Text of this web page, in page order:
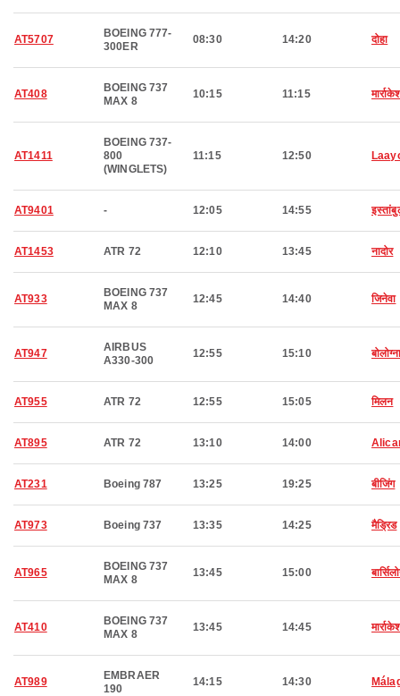
AT5707
BOEING 777-
300ER
08:30 14:20 दोहा
AT408
BOEING 737
MAX 8
10:15 11:15
AT1411
BOEING 737-
800
(WINGLETS)
11:15 12:50
AT9401 - 12:05 14:55
AT1453 ATR 72 12:10 13:45 नादोर
AT933
BOEING 737
MAX 8
12:45 14:40 जिनेवा
AT947
AIRBUS
A330-300
12:55 15:10
AT955 ATR 72 12:55 15:05 मिलन
AT895 ATR 72 13:10 14:00
AT231 Boeing 787 13:25 19:25 बीजिंग
AT973 Boeing 737 13:35 14:25 मैड्रिड
AT965
BOEING 737
MAX 8
13:45 15:00
AT410
BOEING 737
MAX 8
13:45 14:45
AT989
EMBRAER
190
14:15 14:30